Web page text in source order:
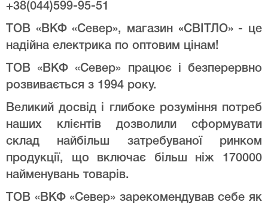
+38(044)599-95-51
ТОВ «ВКФ «Север», магазин «СВІТЛО» - це
надійна електрика по оптовим цінам!
ТОВ «ВКФ «Север» працює і безперервно
розвивається з 1994 року.
Великий досвід і глибоке розуміння потреб
наших клієнтів дозволили сформувати
склад найбільш затребуваної ринком
продукції, що включає більш ніж 170000
найменувань товарів.
ТОВ «ВКФ «Север» зарекомендував себе як